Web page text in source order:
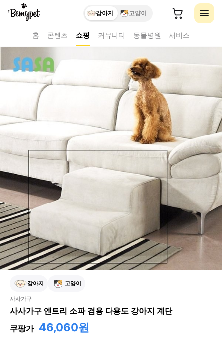
강아지 고양이
홈 콘텐츠 쇼핑 커뮤니티 동물병원 서비스
강아지 고양이
사사가구
사사가구 엔트리 소파 겸용 다용도 강아지 계단
쿠팡가 46,060원